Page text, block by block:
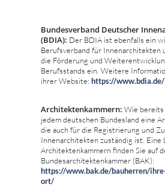
Bundesverband Deutscher
(BDIA): Der BDIA ist ebenfalls ein
Berufsverband für Innenarchitekten
die Förderung und
Berufsstands ein. Weitere
ihrer Website: https://www.bdia.de/
Architektenkammern: Wie
jedem deutschen Bundesland eine
die auch für die Registrierung und
Innenarchitekten zuständig ist. Eine
Architektenkammern finden Sie auf
Bundesarchitektenkammer (BAK):
https://www.bak.de/bauherren/
ort/